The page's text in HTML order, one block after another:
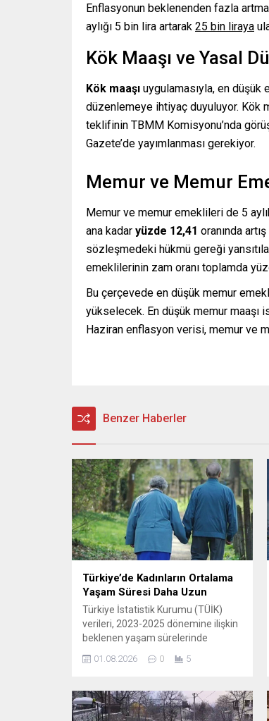
Enflasyonun beklenenden fazla
aylığı 5 bin lira artarak 25 bin liraya
Kök Maaşı ve Yasal
Kök maaşı uygulamasıyla, en düşük
düzenlemeye ihtiyaç duyuluyor. Kök
teklifinin TBMM Komisyonu’nda
Gazete’de yayımlanması gerekiyor.
Memur ve Memur
Memur ve memur emeklileri de 5
ana kadar yüzde 12,41 oranında
sözleşmedeki hükmü gereği
emeklilerinin zam oranı toplamda
Bu çerçevede en düşük memur
yükselecek. En düşük memur
Haziran enflasyon verisi, memur ve
Benzer Haberler
Türkiye’de Kadınların Ortalama
Yaşam Süresi Daha Uzun
Türkiye İstatistik Kurumu (TÜİK)
verileri, 2023-2025 dönemine ilişkin
beklenen yaşam sürelerinde
gösteriyor. Doğuşta beklenen
erkeklerde ise 75,9 yıl olarak
hesaplandı. Fark sadece doğuşta
01.08.2026 0 5